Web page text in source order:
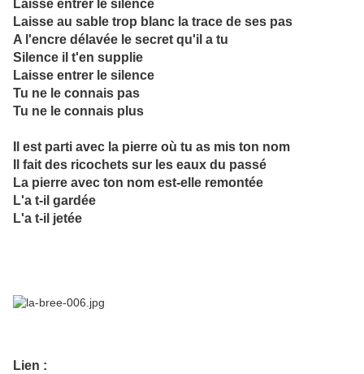
Laisse entrer le silence
Laisse au sable trop blanc la trace de ses pas
A l'encre délavée le secret qu'il a tu
Silence il t'en supplie
Laisse entrer le silence
Tu ne le connais pas
Tu ne le connais plus
Il est parti avec la pierre où tu as mis ton nom
Il fait des ricochets sur les eaux du passé
La pierre avec ton nom est-elle remontée
L'a t-il gardée
L'a t-il jetée
Lien :